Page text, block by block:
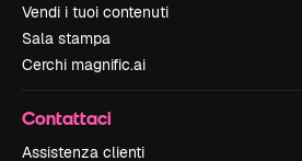
Vendi i tuoi contenuti
Sala stampa
Cerchi magnific.ai
Contattaci
Assistenza clienti